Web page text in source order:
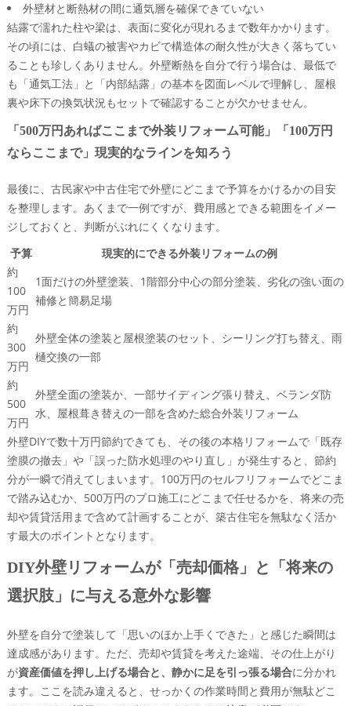
外壁材と断熱材の間に通気層を確保できていない
結露で濡れた柱や梁は、表面に変化が現れるまで数年かかります。
その頃には、白蟻の被害やカビで構造体の耐久性が大きく落ちてい
ることも珍しくありません。外壁断熱を自分で行う場合は、最低で
も「通気工法」と「内部結露」の基本を図面レベルで理解し、屋根
裏や床下の換気状況もセットで確認することが欠かせません。
「500万円あればここまで外装リフォーム可能」「100万円
ならここまで」現実的なラインを知ろう
最後に、古民家や中古住宅で外壁にどこまで予算をかけるかの目安
を整理します。あくまで一例ですが、費用感とできる範囲をイメー
ジしておくと、判断がぶれにくくなります。
予算
現実的にできる外装リフォームの例
約
100
万円
1面だけの外壁塗装、1階部分中心の部分塗装、劣化の強い面の
補修と簡易足場
約
300
万円
外壁全体の塗装と屋根塗装のセット、シーリング打ち替え、雨
樋交換の一部
約
500
万円
外壁全面の塗装か、一部サイディング張り替え、ベランダ防
水、屋根葺き替えの一部を含めた総合外装リフォーム
外壁DIYで数十万円節約できても、その後の本格リフォームで「既存
塗膜の撤去」や「誤った防水処理のやり直し」が発生すると、節約
分が一瞬で消えてしまいます。100万円のセルフリフォームでどこま
で踏み込むか、500万円のプロ施工にどこまで任せるかを、将来の売
却や賃貸活用まで含めて計画することが、築古住宅を無駄なく活か
す最大のポイントとなります。
DIY外壁リフォームが「売却価格」と「将来の
選択肢」に与える意外な影響
外壁を自分で塗装して「思いのほか上手くできた」と感じた瞬間は
達成感があります。ただ、売却や賃貸を考えた途端、その仕上がり
が資産価値を押し上げる場合と、静かに足を引っ張る場合に分かれ
ます。ここを読み違えると、せっかくの作業時間と費用が無駄どこ